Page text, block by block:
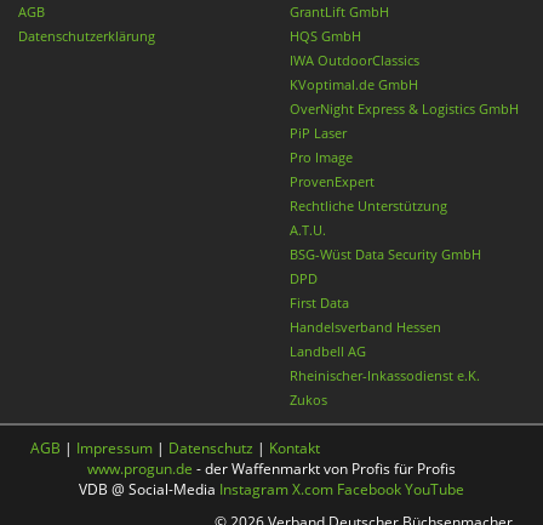
AGB
Datenschutzerklärung
GrantLift GmbH
HQS GmbH
IWA OutdoorClassics
KVoptimal.de GmbH
OverNight Express & Logistics GmbH
PiP Laser
Pro Image
ProvenExpert
Rechtliche Unterstützung
A.T.U.
BSG-Wüst Data Security GmbH
DPD
First Data
Handelsverband Hessen
Landbell AG
Rheinischer-Inkassodienst e.K.
Zukos
AGB | Impressum | Datenschutz | Kontakt
www.progun.de - der Waffenmarkt von Profis für Profis
VDB @ Social-Media InstagramX.com FacebookYouTube